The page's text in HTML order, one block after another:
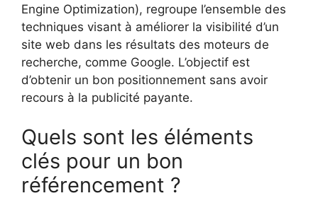
Engine Optimization), regroupe l’ensemble des
techniques visant à améliorer la visibilité d’un
site web dans les résultats des moteurs de
recherche, comme Google. L’objectif est
d’obtenir un bon positionnement sans avoir
recours à la publicité payante.
Quels sont les éléments
clés pour un bon
référencement ?